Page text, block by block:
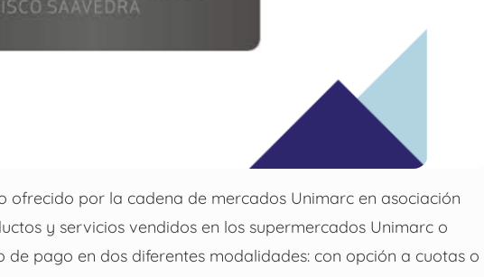
ofrecido por la cadena de mercados Unimarc en asociación
y servicios vendidos en los supermercados Unimarc o
pago en dos diferentes modalidades: con opción a cuotas o